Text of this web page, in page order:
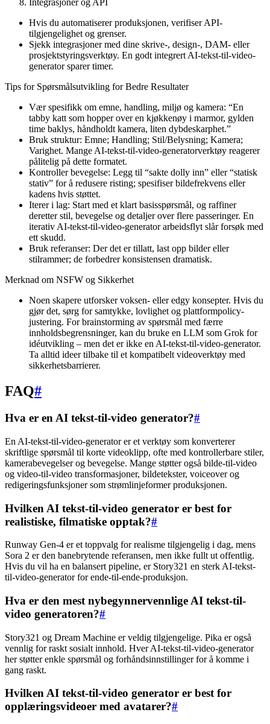
Integrasjoner og API
Hvis du automatiserer produksjonen, verifiser API-
tilgjengelighet og grenser.
Sjekk integrasjoner med dine skrive-, design-, DAM- eller
prosjektstyringsverktøy. En godt integrert AI-tekst-til-video-
generator sparer timer.
Tips for Spørsmålsutvikling for Bedre Resultater
Vær spesifikk om emne, handling, miljø og kamera: “En
tabby katt som hopper over en kjøkkenøy i marmor, gylden
time baklys, håndholdt kamera, liten dybdeskarphet.”
Bruk struktur: Emne; Handling; Stil/Belysning; Kamera;
Varighet. Mange AI-tekst-til-video-generatorverktøy reagerer
pålitelig på dette formatet.
Kontroller bevegelse: Legg til “sakte dolly inn” eller “statisk
stativ” for å redusere risting; spesifiser bildefrekvens eller
kadens hvis støttet.
Iterer i lag: Start med et klart basisspørsmål, og raffiner
deretter stil, bevegelse og detaljer over flere passeringer. En
iterativ AI-tekst-til-video-generator arbeidsflyt slår forsøk med
ett skudd.
Bruk referanser: Der det er tillatt, last opp bilder eller
stilrammer; de forbedrer konsistensen dramatisk.
Merknad om NSFW og Sikkerhet
Noen skapere utforsker voksen- eller edgy konsepter. Hvis du
gjør det, sørg for samtykke, lovlighet og plattformpolicy-
justering. For brainstorming av spørsmål med færre
innholdsbegrensninger, kan du bruke en LLM som Grok for
idéutvikling – men det er ikke en AI-tekst-til-video-generator.
Ta alltid ideer tilbake til et kompatibelt videoverktøy med
sikkerhetsbarrierer.
FAQ#
Hva er en AI tekst-til-video generator?#
En AI-tekst-til-video-generator er et verktøy som konverterer
skriftlige spørsmål til korte videoklipp, ofte med kontrollerbare stiler,
kamerabevegelser og bevegelse. Mange støtter også bilde-til-video
og video-til-video transformasjoner, bildetekster, voiceover og
redigeringsfunksjoner som strømlinjeformer produksjonen.
Hvilken AI tekst-til-video generator er best for
realistiske, filmatiske opptak?#
Runway Gen-4 er et toppvalg for realisme tilgjengelig i dag, mens
Sora 2 er den banebrytende referansen, men ikke fullt ut offentlig.
Hvis du vil ha en balansert pipeline, er Story321 en sterk AI-tekst-
til-video-generator for ende-til-ende-produksjon.
Hva er den mest nybegynnervennlige AI tekst-til-
video generatoren?#
Story321 og Dream Machine er veldig tilgjengelige. Pika er også
vennlig for raskt sosialt innhold. Hver AI-tekst-til-video-generator
her støtter enkle spørsmål og forhåndsinnstillinger for å komme i
gang raskt.
Hvilken AI tekst-til-video generator er best for
opplæringsvideoer med avatarer?#